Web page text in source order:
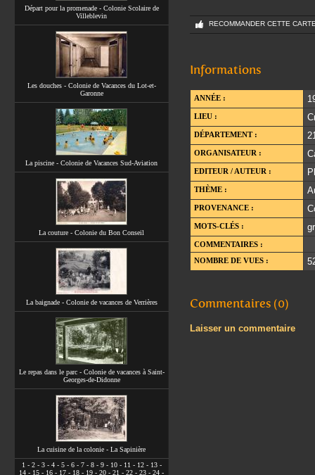
Départ pour la promenade - Colonie Scolaire de
Villeblevin
Les douches - Colonie de Vacances du Lot-et-
Garonne
La piscine - Colonie de Vacances Sud-Aviation
La couture - Colonie du Bon Conseil
La baignade - Colonie de vacances de Verrières
Le repas dans le parc - Colonie de vacances à Saint-
Georges-de-Didonne
La cuisine de la colonie - La Sapinière
1 - 2- 3- 4- 5- 6- 7- 8- 9- 10- 11 - 12- 13-
14 - 15 - 16 - 17 - 18 - 19 - 20 - 21 - 22 - 23 - 24 -
RECOMMANDER CETTE
Informations
ANNÉE :
LIEU :
DÉPARTEMENT :
ORGANISATEUR :
EDITEUR / AUTEUR :
THÈME :
PROVENANCE :
MOTS-CLÉS :
COMMENTAIRES :
NOMBRE DE VUES :
Commentaires (0)
Laisser un commentaire